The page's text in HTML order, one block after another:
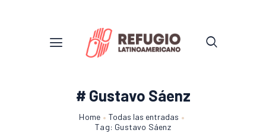
# Gustavo Sáenz
Home
Todas las entradas
Tag: Gustavo Sáenz